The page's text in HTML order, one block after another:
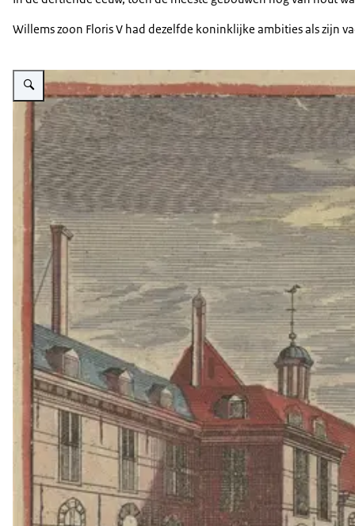
Willems zoon Floris V had dezelfde koninklijke ambities als zijn
Vergroot afbeelding Ridderzaal circa 1717 door A. van de Laan